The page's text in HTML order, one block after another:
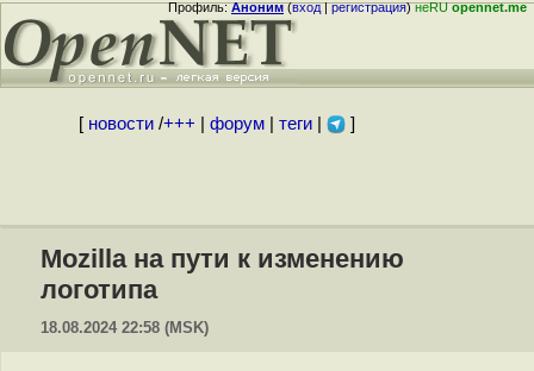
Профиль:Аноним(вход|регистрация)неRUopennet.me
[ новости/+++ форум| теги| ]
Mozilla на пути к изменению
логотипа
18.08.2024 22:58 (MSK)